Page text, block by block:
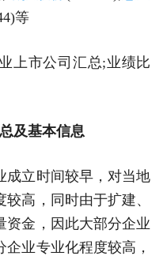
等
上市公司汇总;业绩比
及基本信息
成立时间较早，对当地
高，同时由于扩建、
资金，因此大部分企业
业专业化程度较高，